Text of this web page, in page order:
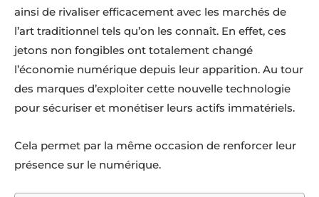
ainsi de rivaliser efficacement avec les marchés de
l’art traditionnel tels qu’on les connaît. En effet, ces
jetons non fongibles ont totalement changé
l’économie numérique depuis leur apparition. Au tour
des marques d’exploiter cette nouvelle technologie
pour sécuriser et monétiser leurs actifs immatériels.
Cela permet par la même occasion de renforcer leur
présence sur le numérique.